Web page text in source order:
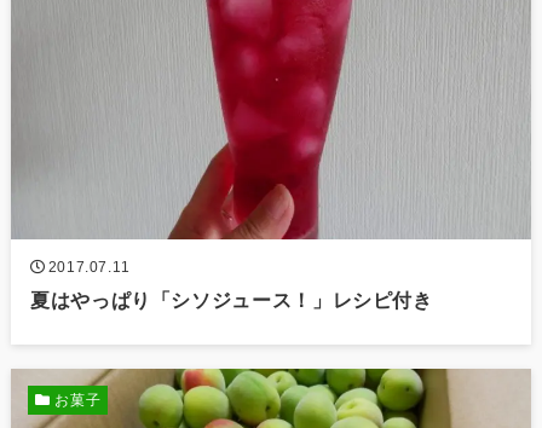
2017.07.11
夏はやっぱり「シソジュース！」レシピ付き
お菓子